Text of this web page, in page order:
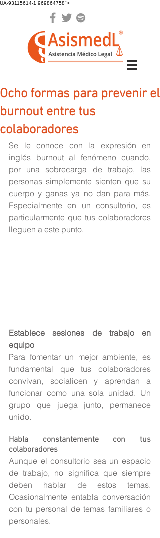
UA-93115614-1 969864758">
Ocho formas para prevenir el
burnout entre tus
colaboradores
Se le conoce con la expresión en
inglés burnout al fenómeno cuando,
por una sobrecarga de trabajo, las
personas simplemente sienten que su
cuerpo y ganas ya no dan para más.
Especialmente en un consultorio, es
particularmente que tus colaboradores
lleguen a este punto.
Establece sesiones de trabajo en
equipo
Para fomentar un mejor ambiente, es
fundamental que tus colaboradores
convivan, socialicen y aprendan a
funcionar como una sola unidad. Un
grupo que juega junto, permanece
unido.
Habla constantemente con tus
colaboradores
Aunque el consultorio sea un espacio
de trabajo, no significa que siempre
deben hablar de estos temas.
Ocasionalmente entabla conversación
con tu personal de temas familiares o
personales.